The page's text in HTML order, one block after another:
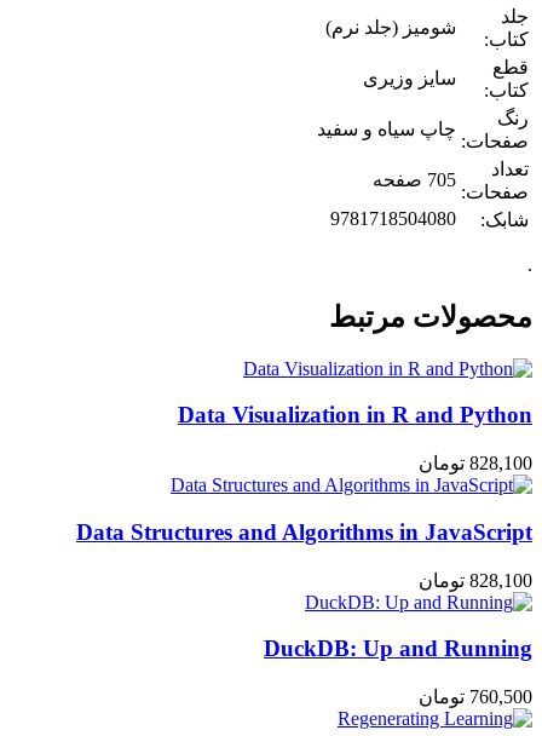
جلد
کتاب:
شومیز (جلد نرم)
قطع
کتاب:
سایز وزیری
رنگ
صفحات:
چاپ سیاه و سفید
تعداد
صفحات:
705 صفحه
شابک:
9781718504080
.
محصولات مرتبط
Data Visualization in R and Python
828,100 تومان
Data Structures and Algorithms in JavaScript
828,100 تومان
DuckDB: Up and Running
760,500 تومان